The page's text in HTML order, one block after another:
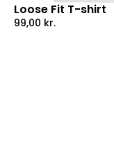
Loose Fit T-shirt
99,00 kr.